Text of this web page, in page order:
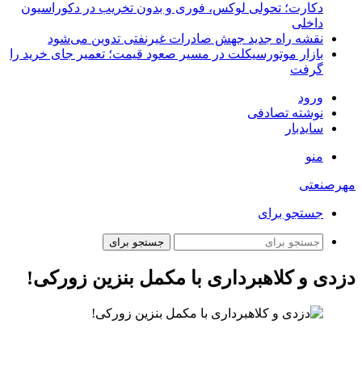
دکارت؛ تحولی لوکس، فوری و بدون تخریب در دکوراسیون
داخلی
نقشه راه جدید جهش صادرات غیرنفتی تدوین می‌شود
بازار موتورسیکلت در مسیر صعود قیمت؛ تعمیر جای خرید را
گرفت
ورود
نوشته تصادفی
سایدبار
منو
مهرصنعتی
جستجو برای
جستجو برای
دزدی و کلاهبرداری با مکمل بنزین زورکی!